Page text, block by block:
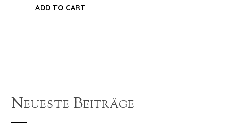
ADD TO CART
Neueste Beiträge